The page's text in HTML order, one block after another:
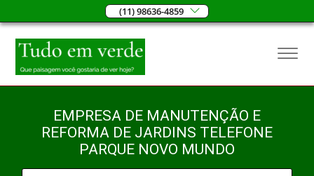
(11) 98636-4859
EMPRESA DE MANUTENÇÃO E
REFORMA DE JARDINS TELEFONE
PARQUE NOVO MUNDO